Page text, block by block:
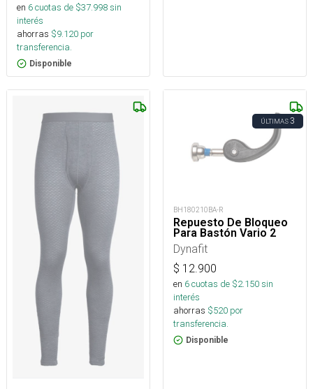
en 6cuotas de $37.998sin
interés
ahorras $9.120 por
transferencia.
Disponible
ÚLTIMAS3
BH180210BA-R
Repuesto De Bloqueo
Para Bastón Vario 2
Dynafit
$ 12.900
en 6cuotas de $2.150sin
interés
ahorras $520 por
transferencia.
Disponible